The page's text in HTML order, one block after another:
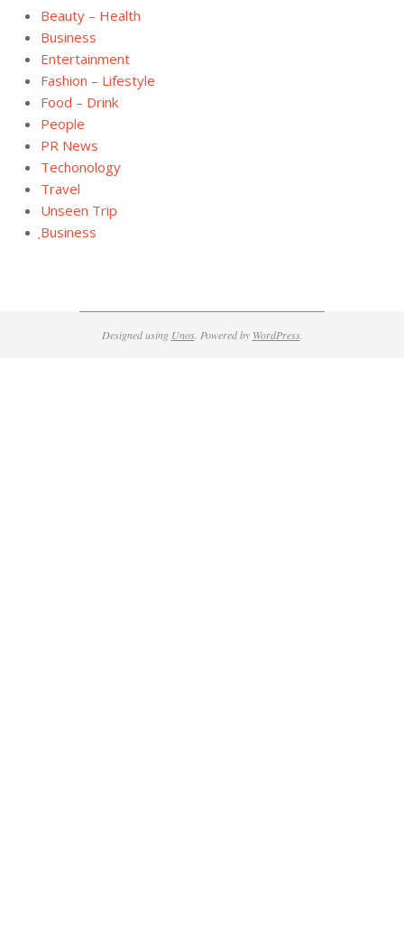
Beauty – Health
Business
Entertainment
Fashion – Lifestyle
Food – Drink
People
PR News
Techonology
Travel
Unseen Trip
ฺBusiness
Designed using Unos. Powered by WordPress.